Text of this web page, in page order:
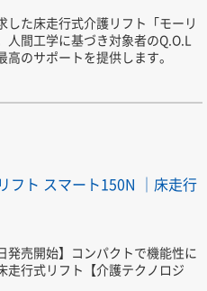
した床走行式介護リフト「モーリ
人間工学に基づき対象者のQ.O.L
高のサポートを提供します。
フト スマート150N ｜床走行
発売開始】コンパクトで機能性に
走行式リフト【介護テクノロジ